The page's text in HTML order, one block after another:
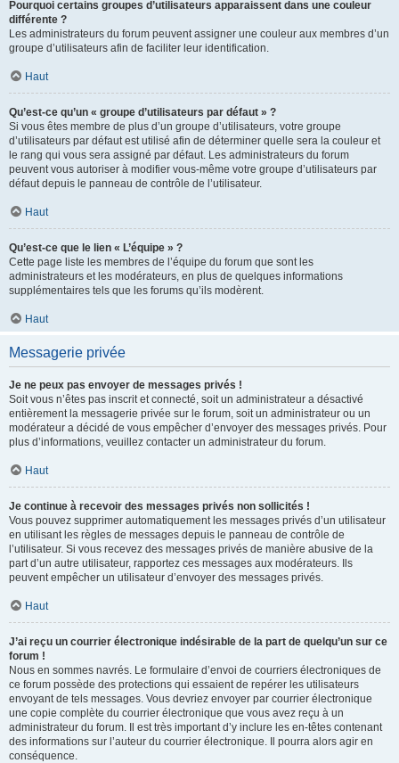
Pourquoi certains groupes d’utilisateurs apparaissent dans une couleur
différente ?
Les administrateurs du forum peuvent assigner une couleur aux membres d’un
groupe d’utilisateurs afin de faciliter leur identification.
Haut
Qu’est-ce qu’un « groupe d’utilisateurs par défaut » ?
Si vous êtes membre de plus d’un groupe d’utilisateurs, votre groupe
d’utilisateurs par défaut est utilisé afin de déterminer quelle sera la couleur et
le rang qui vous sera assigné par défaut. Les administrateurs du forum
peuvent vous autoriser à modifier vous-même votre groupe d’utilisateurs par
défaut depuis le panneau de contrôle de l’utilisateur.
Haut
Qu’est-ce que le lien « L’équipe » ?
Cette page liste les membres de l’équipe du forum que sont les
administrateurs et les modérateurs, en plus de quelques informations
supplémentaires tels que les forums qu’ils modèrent.
Haut
Messagerie privée
Je ne peux pas envoyer de messages privés !
Soit vous n’êtes pas inscrit et connecté, soit un administrateur a désactivé
entièrement la messagerie privée sur le forum, soit un administrateur ou un
modérateur a décidé de vous empêcher d’envoyer des messages privés. Pour
plus d’informations, veuillez contacter un administrateur du forum.
Haut
Je continue à recevoir des messages privés non sollicités !
Vous pouvez supprimer automatiquement les messages privés d’un utilisateur
en utilisant les règles de messages depuis le panneau de contrôle de
l’utilisateur. Si vous recevez des messages privés de manière abusive de la
part d’un autre utilisateur, rapportez ces messages aux modérateurs. Ils
peuvent empêcher un utilisateur d’envoyer des messages privés.
Haut
J’ai reçu un courrier électronique indésirable de la part de quelqu’un sur ce
forum !
Nous en sommes navrés. Le formulaire d’envoi de courriers électroniques de
ce forum possède des protections qui essaient de repérer les utilisateurs
envoyant de tels messages. Vous devriez envoyer par courrier électronique
une copie complète du courrier électronique que vous avez reçu à un
administrateur du forum. Il est très important d’y inclure les en-têtes contenant
des informations sur l’auteur du courrier électronique. Il pourra alors agir en
conséquence.